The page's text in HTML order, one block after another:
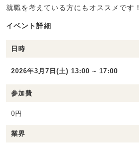
就職を考えている方にもオススメです！
イベント詳細
日時
2026年3月7日(土) 13:00 ~ 17:00
参加費
0円
業界